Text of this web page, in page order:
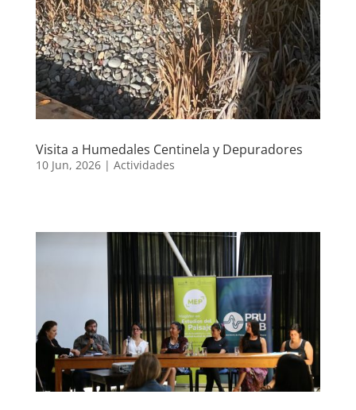
Visita a Humedales Centinela y Depuradores
10 Jun, 2026| Actividades